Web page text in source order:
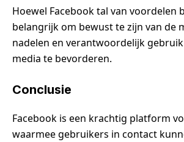
Hoewel Facebook tal van voordelen
belangrijk om bewust te zijn van de
nadelen en verantwoordelijk
media te bevorderen.
Conclusie
Facebook is een krachtig platform
waarmee gebruikers in contact